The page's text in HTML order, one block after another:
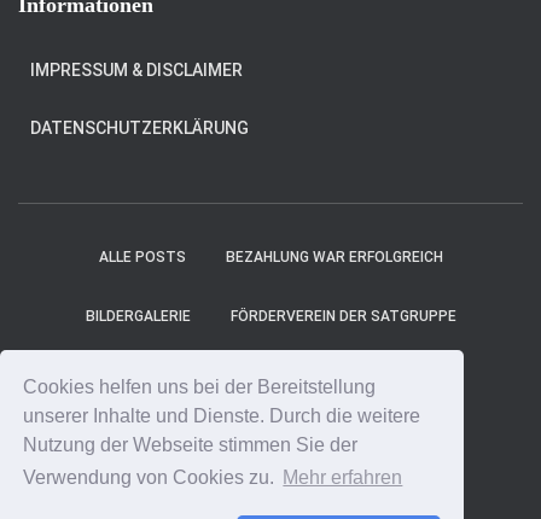
Cookies helfen uns bei der Bereitstellung
unserer Inhalte und Dienste. Durch die weitere
Nutzung der Webseite stimmen Sie der
Verwendung von Cookies zu. Mehr erfahren
Informationen
IMPRESSUM & DISCLAIMER
DATENSCHUTZERKLÄRUNG
ALLE POSTS BEZAHLUNG WAR ERFOLGREICH
BILDERGALERIE FÖRDERVEREIN DER SATGRUPPE
MITGLIEDER PROJEKT-TICKER
SPENDE ONLINE SPENDE UNS EINEN KAFFEE!